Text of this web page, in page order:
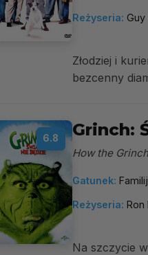
Reżyseria: Guy
Złodziej i
bezcenny
6.8 Grinch:
How the
Gatunek:
Reżyseria: Ron
Na szczycie